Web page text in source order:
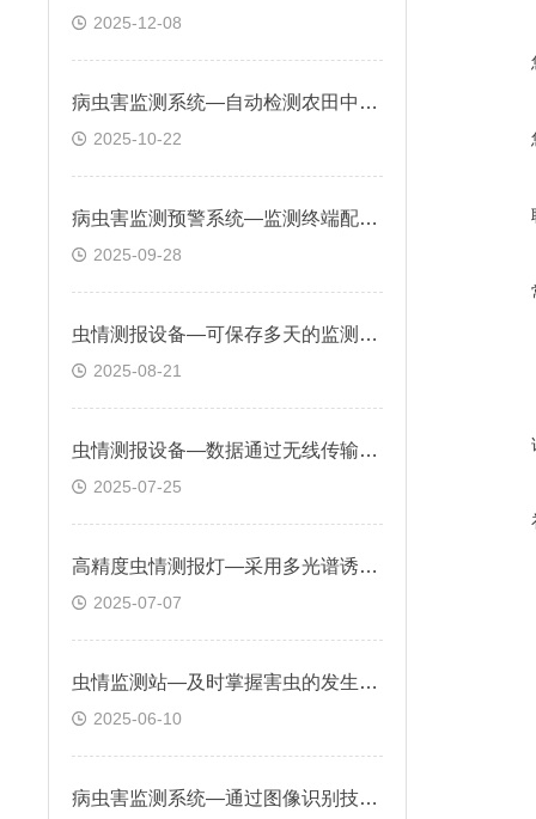
2025-12-08
病虫害监测系统—自动检测农田中病虫害发生，并通过云平台发送预警信息
2025-10-22
病虫害监测预警系统—监测终端配备多种传感器，可实时采集病虫害发生数据
2025-09-28
虫情测报设备—可保存多天的监测数据，确保在网络中断时数据不丢失
2025-08-21
虫情测报设备—数据通过无线传输至云端平台，生成可视化报表与预警信息
2025-07-25
高精度虫情测报灯—采用多光谱诱虫技术，能够有效吸引多种害虫
2025-07-07
虫情监测站—及时掌握害虫的发生动态，制定科学合理的防治策略
2025-06-10
病虫害监测系统—通过图像识别技术自动识别病虫害种类和数量